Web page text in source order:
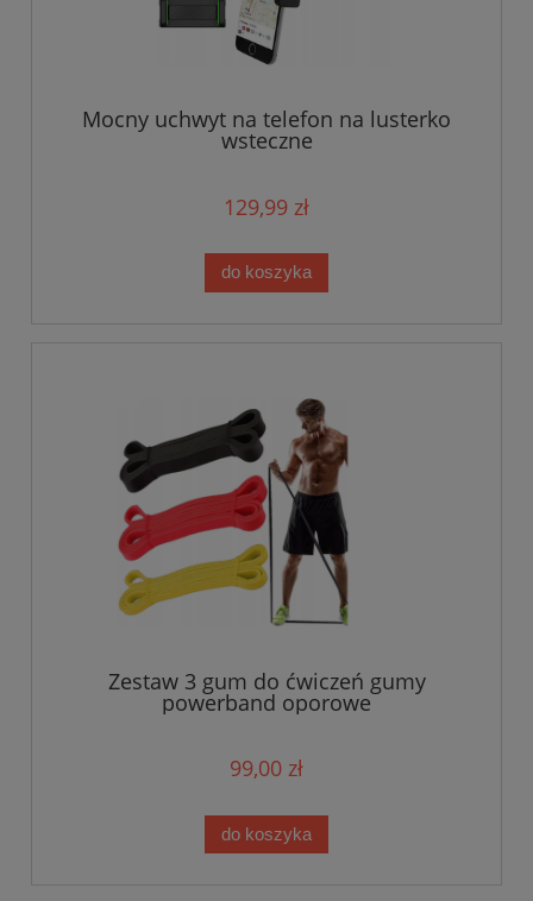
Mocny uchwyt na telefon na lusterko
wsteczne
129,99 zł
do koszyka
Zestaw 3 gum do ćwiczeń gumy
powerband oporowe
99,00 zł
do koszyka